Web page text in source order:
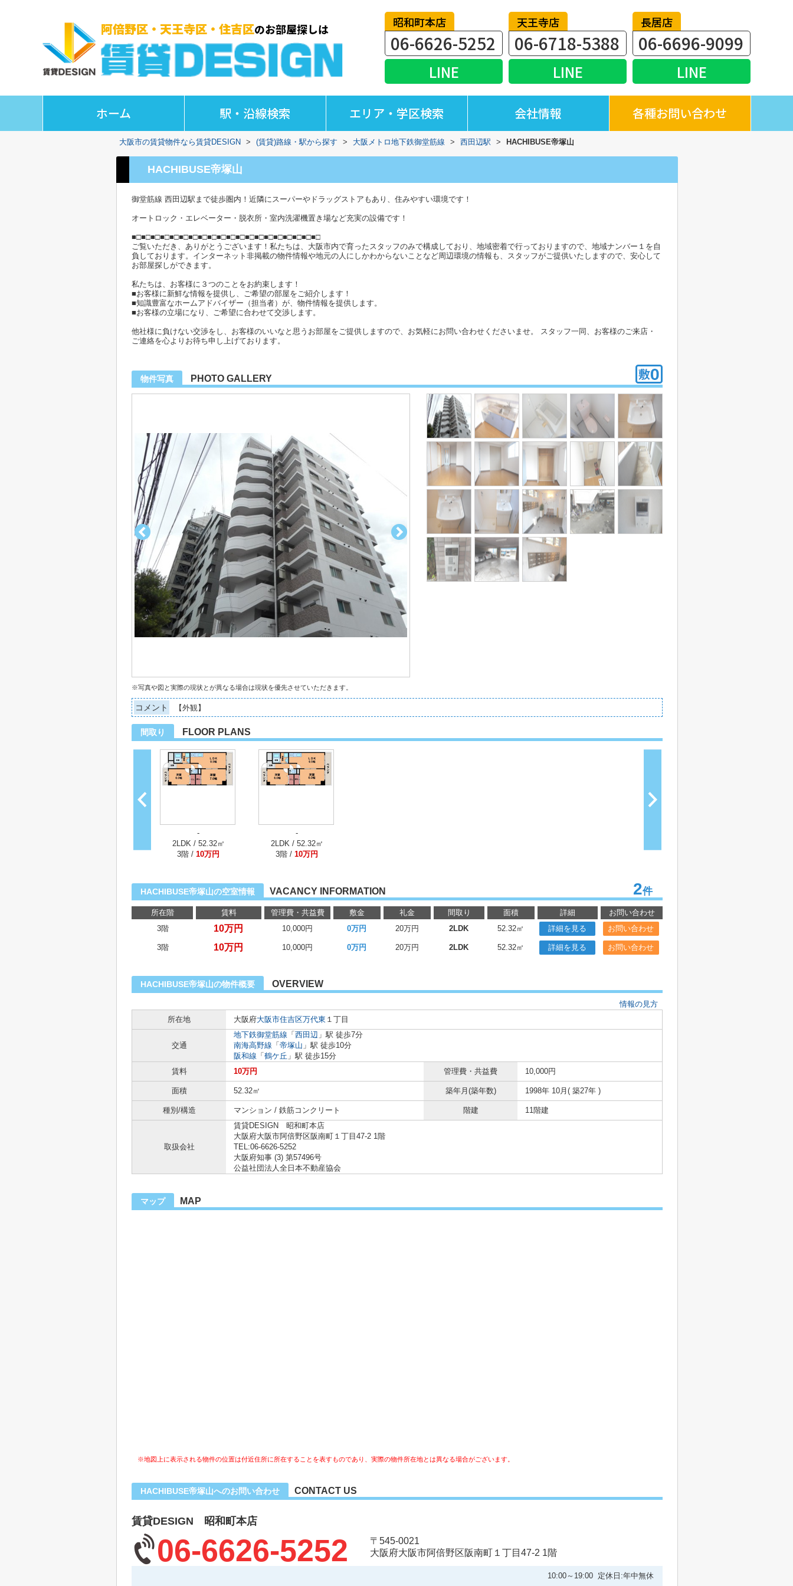
昭和町本店
06-6626-5252
LINE
天王寺店
06-6718-5388
LINE
長居店
06-6696-9099
LINE
ホーム 駅・沿線検索 エリア・学区検索 会社情報 各種お問い合わせ
大阪市の賃貸物件なら賃貸DESIGN > (賃貸)路線・駅から探す > 大阪メトロ地下鉄御堂筋線 > 西田辺駅 > HACHIBUSE帝塚山
HACHIBUSE帝塚山
御堂筋線 西田辺駅まで徒歩圏内！近隣にスーパーやドラッグストアもあり、住みやすい環境です！
オートロック・エレベーター・脱衣所・室内洗濯機置き場など充実の設備です！
■□■□■□■□■□■□■□■□■□■□■□■□■□■□■□■□■□■□■□■□
ご覧いただき、ありがとうございます！私たちは、大阪市内で育ったスタッフのみで構成しており、地域密着で行っておりますので、地域ナンバー１を自
負しております。インターネット非掲載の物件情報や地元の人にしかわからないことなど周辺環境の情報も、スタッフがご提供いたしますので、安心して
お部屋探しができます。
私たちは、お客様に３つのことをお約束します！
■お客様に新鮮な情報を提供し、ご希望の部屋をご紹介します！
■知識豊富なホームアドバイザー（担当者）が、物件情報を提供します。
■お客様の立場になり、ご希望に合わせて交渉します。
他社様に負けない交渉をし、お客様のいいなと思うお部屋をご提供しますので、お気軽にお問い合わせくださいませ。 スタッフ一同、お客様のご来店・
ご連絡を心よりお待ち申し上げております。
物件写真 PHOTO GALLERY
※写真や図と実際の現状とが異なる場合は現状を優先させていただきます。
コメント 【外観】
間取り FLOOR PLANS
-
2LDK / 52.32㎡
3階 / 10万円
-
2LDK / 52.32㎡
3階 / 10万円
HACHIBUSE帝塚山の空室情報 VACANCY INFORMATION 2件
所在階 賃料 管理費・共益費 敷金 礼金 間取り 面積 詳細
お問い合わせ
3階
10万円 10,000円 0万円 20万円 2LDK 52.32㎡ 詳細を見る お問い合わせ
3階 10万円 10,000円 0万円 20万円 2LDK 52.32㎡ 詳細を見る お問い合わせ
HACHIBUSE帝塚山の物件概要 OVERVIEW
情報の見方
所在地
大阪府大阪市住吉区万代東 １丁目
交通
地下鉄御堂筋線 「 西田辺 」駅 徒歩7分
南海高野線 「 帝塚山 」駅 徒歩10分
阪和線 「 鶴ケ丘 」駅 徒歩15分
賃料
10万円 管理費・共益費 10,000円
面積 52.32㎡ 築年月(築年数) 1998年 10月( 築27年 )
種別/構造 マンション / 鉄筋コンクリート 階建 11階建
取扱会社
賃貸DESIGN 昭和町本店
大阪府大阪市阿倍野区阪南町１丁目47-2 1階
TEL:06-6626-5252
大阪府知事 (3) 第57496号
公益社団法人全日本不動産協会
マップ MAP
※地図上に表示される物件の位置は付近住所に所在することを表すものであり、実際の物件所在地とは異なる場合がございます。
HACHIBUSE帝塚山へのお問い合わせ CONTACT US
賃貸DESIGN 昭和町本店
06-6626-5252
〒545-0021
大阪府大阪市阿倍野区阪南町１丁目47-2 1階
10:00～19:00 定休日:年中無休